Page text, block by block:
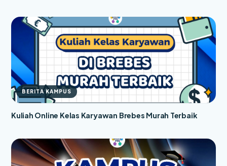
BERITA KAMPUS
Kuliah Online Kelas Karyawan Brebes Murah Terbaik